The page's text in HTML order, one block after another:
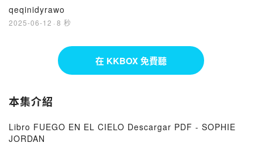
qeqinidyrawo
2025-06-12 · 8 秒
在 KKBOX 免費聽
本集介紹
Libro FUEGO EN EL CIELO Descargar PDF - SOPHIE
JORDAN